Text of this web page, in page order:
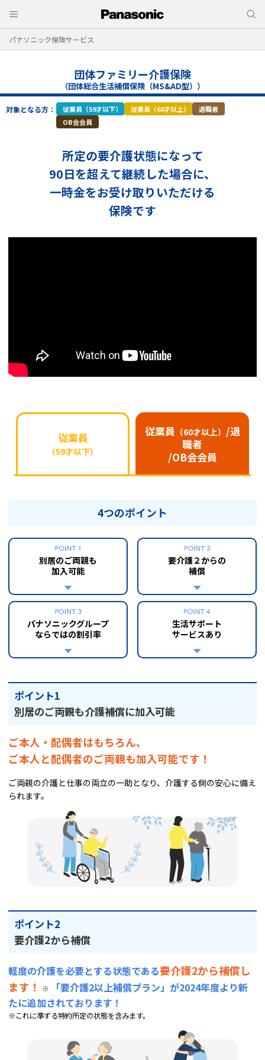
パナソニック保険サービス
団体ファミリー介護保険
（団体総合生活補償保険（MS&AD型））
対象となる方： 従業員（59才以下） 従業員（60才以上）
退職者
OB会会員
所定の要介護状態になって
90日を超えて継続した場合に、
一時金をお受け取りいただける
保険です
従業員
（59才以下）
従業員 （60才以上） /退
職者
/OB会会員
4つのポイント
別居のご両親も
加入可能
要介護２からの
補償
パナソニックグループ
ならではの割引率
生活サポート
サービスあり
ポイント1
別居のご両親も介護補償に加入可能
ご本人・配偶者はもちろん、
ご本人と配偶者のご両親も加入可能です！
ご両親の介護と仕事の両立の一助となり、介護する側の安心に備え
られます。
ポイント2
要介護2から補償
軽度の介護を必要とする状態である要介護2から補償し
ます！
※
「要介護2以上補償プラン」が2024年度より新
たに追加されております！
※これに準ずる特約所定の状態を含みます。